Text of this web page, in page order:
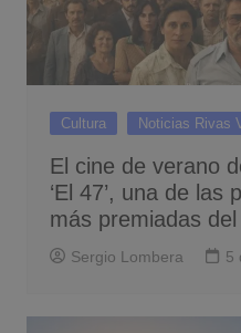
Cultura Noticias Rivas
El cine de verano
‘El 47’, una de las
más premiadas
Sergio Lombera 5